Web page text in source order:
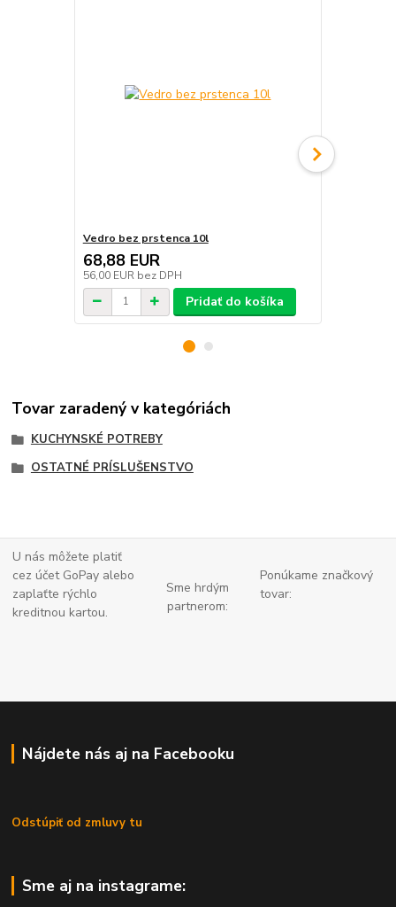
Vedro bez prstenca 10l
68,88 EUR
56,00 EUR bez DPH
Pridať do košíka
Tovar zaradený v kategóriách
KUCHYNSKÉ POTREBY
OSTATNÉ PRÍSLUŠENSTVO
U nás môžete platiť
cez účet GoPay alebo
zaplaťte rýchlo
kreditnou kartou.
Sme hrdým
partnerom:
Ponúkame značkový
tovar:
Nájdete nás aj na Facebooku
Odstúpiť od zmluvy tu
Sme aj na instagrame: